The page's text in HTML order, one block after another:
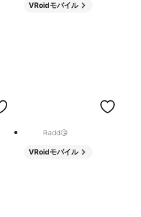
VRoidモバイル
Radd😘
VRoidモバイル